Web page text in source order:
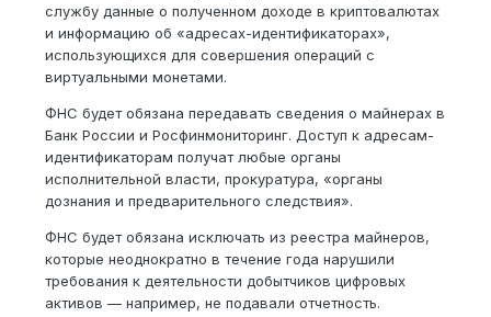
службу данные о полученном доходе в криптовалютах
и информацию об «адресах-идентификаторах»,
использующихся для совершения операций с
виртуальными монетами.
ФНС будет обязана передавать сведения о майнерах в
Банк России и Росфинмониторинг. Доступ к адресам-
идентификаторам получат любые органы
исполнительной власти, прокуратура, «органы
дознания и предварительного следствия».
ФНС будет обязана исключать из реестра майнеров,
которые неоднократно в течение года нарушили
требования к деятельности добытчиков цифровых
активов — например, не подавали отчетность.